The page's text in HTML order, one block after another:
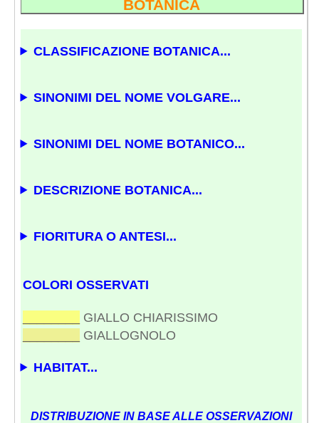
BOTANICA
CLASSIFICAZIONE BOTANICA...
SINONIMI DEL NOME VOLGARE...
SINONIMI DEL NOME BOTANICO...
DESCRIZIONE BOTANICA...
FIORITURA O ANTESI...
COLORI OSSERVATI
GIALLO CHIARISSIMO
GIALLOGNOLO
HABITAT...
DISTRIBUZIONE IN BASE ALLE OSSERVAZIONI